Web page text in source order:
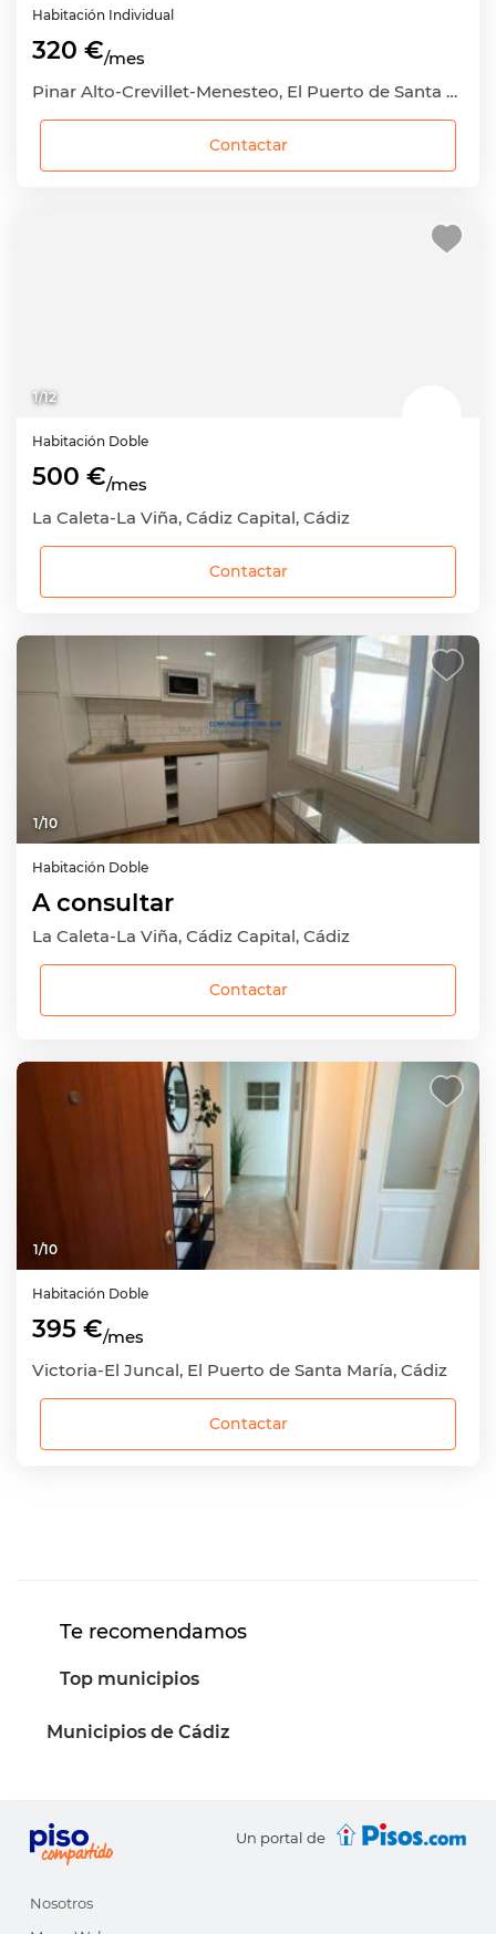
Habitación Individual
320 €/mes
Pinar Alto-Crevillet-Menesteo, El Puerto de Santa María, Cádiz
Contactar
1/12
Habitación Doble
500 €/mes
La Caleta-La Viña, Cádiz Capital, Cádiz
Contactar
1/10
Habitación Doble
A consultar
La Caleta-La Viña, Cádiz Capital, Cádiz
Contactar
1/10
Habitación Doble
395 €/mes
Victoria-El Juncal, El Puerto de Santa María, Cádiz
Contactar
Te recomendamos
Top municipios
Municipios de Cádiz
Un portal de
Nosotros